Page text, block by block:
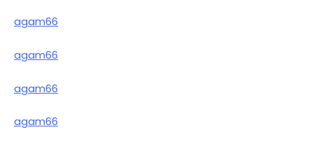
agam66
agam66
agam66
agam66